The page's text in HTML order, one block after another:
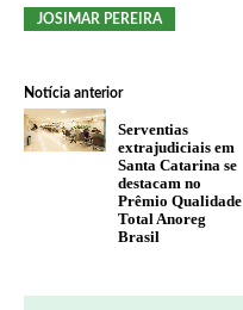
JOSIMAR PEREIRA
Notícia anterior
Serventias
extrajudiciais em
Santa Catarina se
destacam no
Prêmio Qualidade
Total Anoreg
Brasil